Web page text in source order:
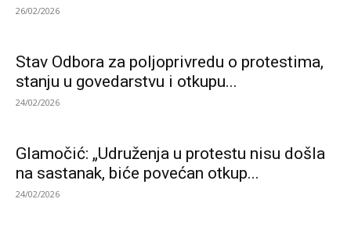
26/02/2026
Stav Odbora za poljoprivredu o protestima,
stanju u govedarstvu i otkupu...
24/02/2026
Glamočić: „Udruženja u protestu nisu došla
na sastanak, biće povećan otkup...
24/02/2026